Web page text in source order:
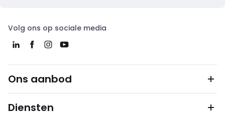
Volg ons op sociale media
Ons aanbod
Diensten